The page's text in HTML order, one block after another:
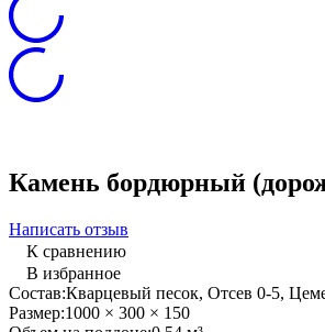
Камень бордюрный
Написать отзыв
К сравнению
В избранное
Состав:Кварцевый песок, Отсев 0-5,
Размер:1000 × 300 × 150